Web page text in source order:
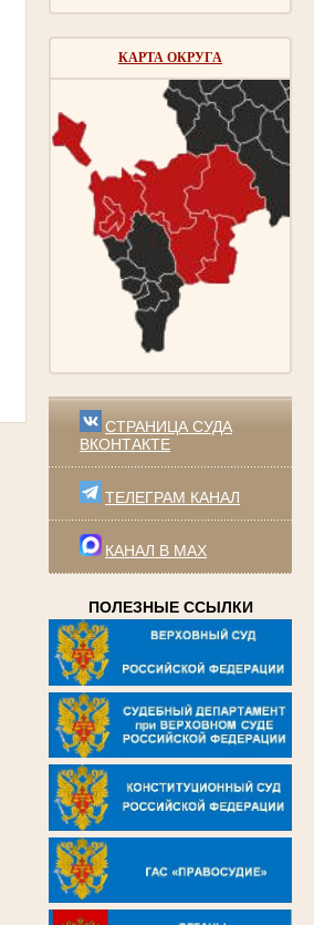
КАРТА ОКРУГА
СТРАНИЦА СУДА
ВКОНТАКТЕ
ТЕЛЕГРАМ КАНАЛ
КАНАЛ В MAX
ПОЛЕЗНЫЕ ССЫЛКИ